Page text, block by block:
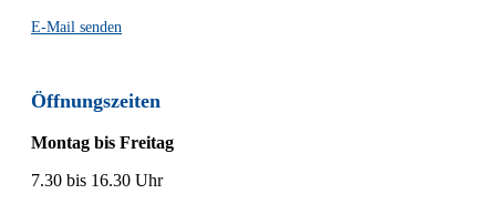
E-Mail senden
Öffnungszeiten
Montag bis Freitag
7.30 bis 16.30 Uhr